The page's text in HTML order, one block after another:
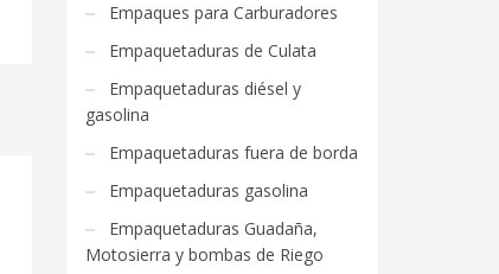
Empaques para Carburadores
Empaquetaduras de Culata
Empaquetaduras diésel y
gasolina
Empaquetaduras fuera de borda
Empaquetaduras gasolina
Empaquetaduras Guadaña,
Motosierra y bombas de Riego